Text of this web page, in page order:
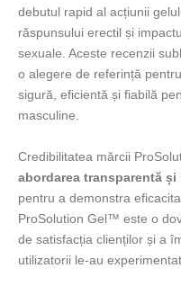
debutul rapid al acțiunii
răspunsului erectil și
sexuale. Aceste recenzii
o alegere de referință
sigură, eficientă și fiabilă
masculine.
Credibilitatea mărcii
abordarea transparentă și
pentru a demonstra
ProSolution Gel™ este o
de satisfacția clienților și a
utilizatorii le-au